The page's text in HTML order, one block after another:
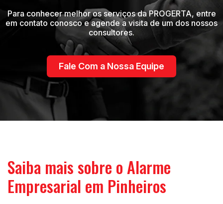
Para conhecer melhor os serviços da PROGERTA, entre
em contato conosco e agende a visita de um dos nossos
consultores.
Fale Com a Nossa Equipe
Saiba mais sobre o Alarme
Empresarial em Pinheiros